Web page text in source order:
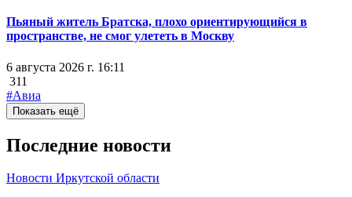
Пьяный житель Братска, плохо ориентирующийся в
пространстве, не смог улететь в Москву
6 августа 2026 г. 16:11
311
#Авиа
Показать ещё
Последние новости
Новости Иркутской области